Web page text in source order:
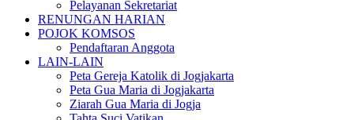
Pelayanan Sekretariat
RENUNGAN HARIAN
POJOK KOMSOS
Pendaftaran Anggota
LAIN-LAIN
Peta Gereja Katolik di Jogjakarta
Peta Gua Maria di Jogjakarta
Ziarah Gua Maria di Jogja